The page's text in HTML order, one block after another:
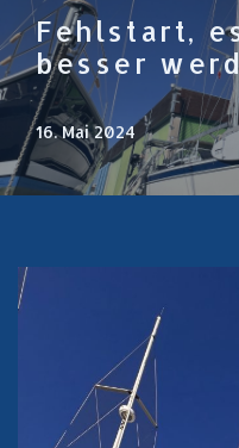
Fehlstart,
besser
16. Mai 2024